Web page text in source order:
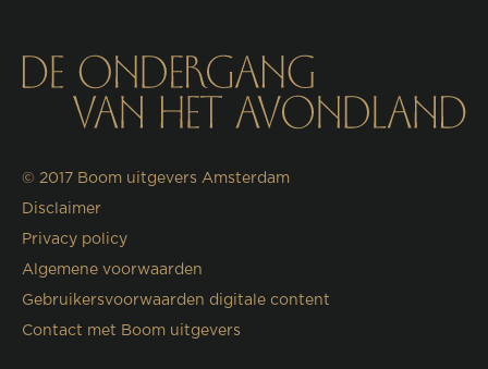
© 2017 Boom uitgevers Amsterdam
Disclaimer
Privacy policy
Algemene voorwaarden
Gebruikersvoorwaarden digitale content
Contact met Boom uitgevers